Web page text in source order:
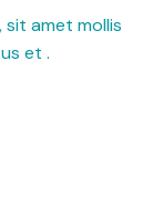
amet mollis
et .